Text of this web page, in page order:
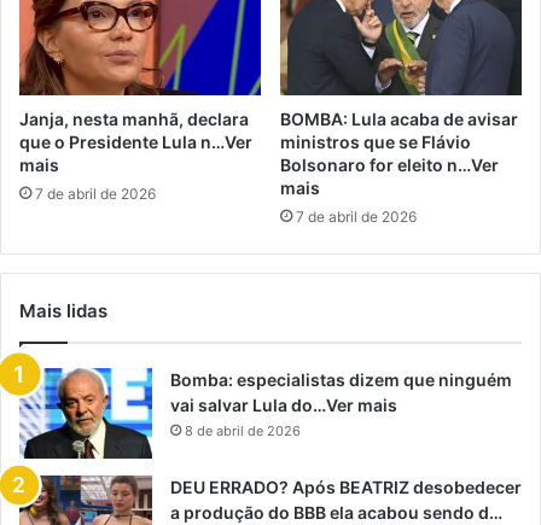
Janja, nesta manhã, declara
que o Presidente Lula n…Ver
mais
7 de abril de 2026
BOMBA: Lula acaba de avisar
ministros que se Flávio
Bolsonaro for eleito n…Ver
mais
7 de abril de 2026
Mais lidas
Bomba: especialistas dizem que ninguém
vai salvar Lula do…Ver mais
8 de abril de 2026
DEU ERRADO? Após BEATRIZ desobedecer
a produção do BBB ela acabou sendo d…